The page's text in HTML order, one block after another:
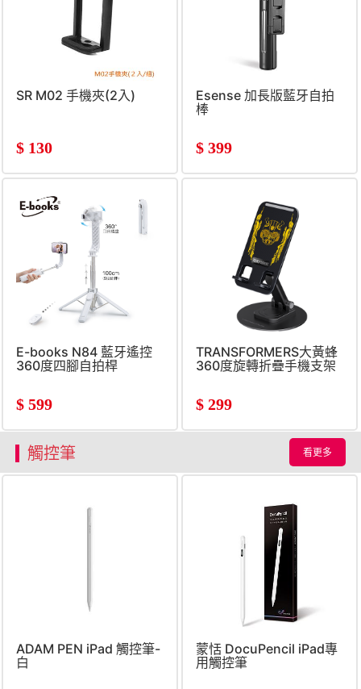
SR M02 手機夾(2入)
$ 130
Esense 加長版藍牙自拍
棒
$ 399
E-books N84 藍牙遙控
360度四腳自拍桿
$ 599
TRANSFORMERS大黃蜂
360度旋轉折疊手機支架
$ 299
觸控筆 看更多
ADAM PEN iPad 觸控筆-
白
蒙恬 DocuPencil iPad專
用觸控筆